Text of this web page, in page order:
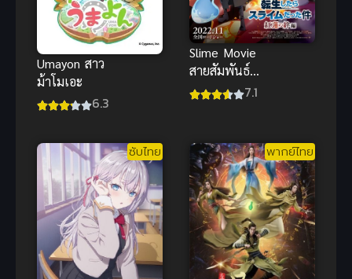
Umayon สาว
ม้าโมเอะ
6.3
Slime Movie
สายสัมพันธ์สี
ชาด พากย์
สไลม์ไปซะ
7.1
ซับไทย พากย์ไทย